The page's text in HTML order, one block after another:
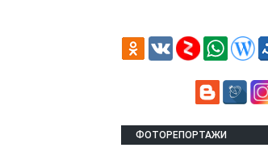
ФОТОРЕПОРТАЖИ